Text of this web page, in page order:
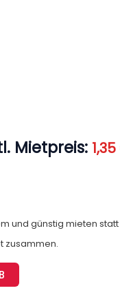
Mietpreis: 1,35
und günstig mieten
zusammen.